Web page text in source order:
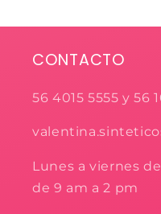
CONTACTO
56 4015 5555 y 56
Lunes a viernes
de 9 am a 2 pm